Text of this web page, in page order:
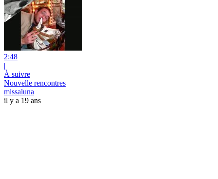
2:48
|
À suivre
Nouvelle rencontres
missaluna
il y a 19 ans